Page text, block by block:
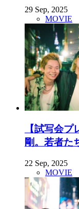
29 Sep, 2025
MOVIE
【試写会
剛。若者た
22 Sep, 2025
MOVIE